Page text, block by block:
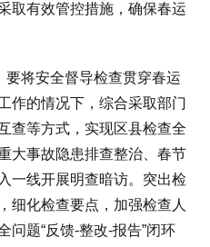
取有效管控措施，确保春运
要将安全督导检查贯穿春运
作的情况下，综合采取部门
查等方式，实现区县检查全
大事故隐患排查整治、春节
一线开展明查暗访。突出检
细化检查要点，加强检查人
问题“反馈-整改-报告”闭环